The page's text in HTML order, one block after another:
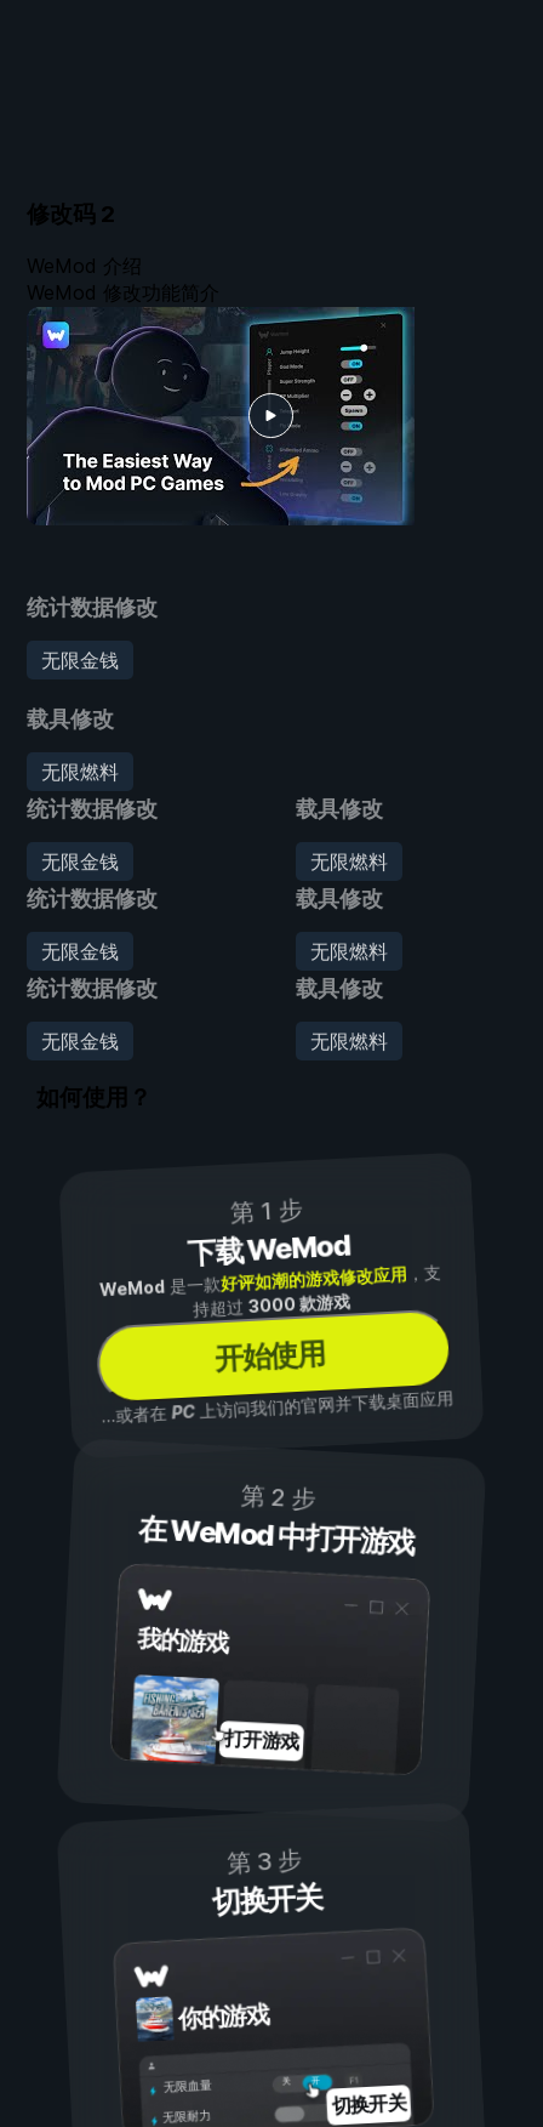
修改码 2
统计数据修改
无限金钱
载具修改
无限燃料
统计数据修改
无限金钱
载具修改
无限燃料
统计数据修改
无限金钱
载具修改
无限燃料
统计数据修改
无限金钱
载具修改
无限燃料
WeMod 介绍
WeMod 修改功能简介
如何使用？
第 1 步
下载 WeMod
WeMod是一款好评如潮的游戏修改应用 ，支
持超过3000 款游戏
开始使用
...或者在PC上访问我们的官网并下载桌面应用
第 2 步
在 WeMod 中打开游戏
我的游戏
打开游戏
第 3 步
切换开关
你的游戏
开
关
无限血量
无限耐力
切换开关